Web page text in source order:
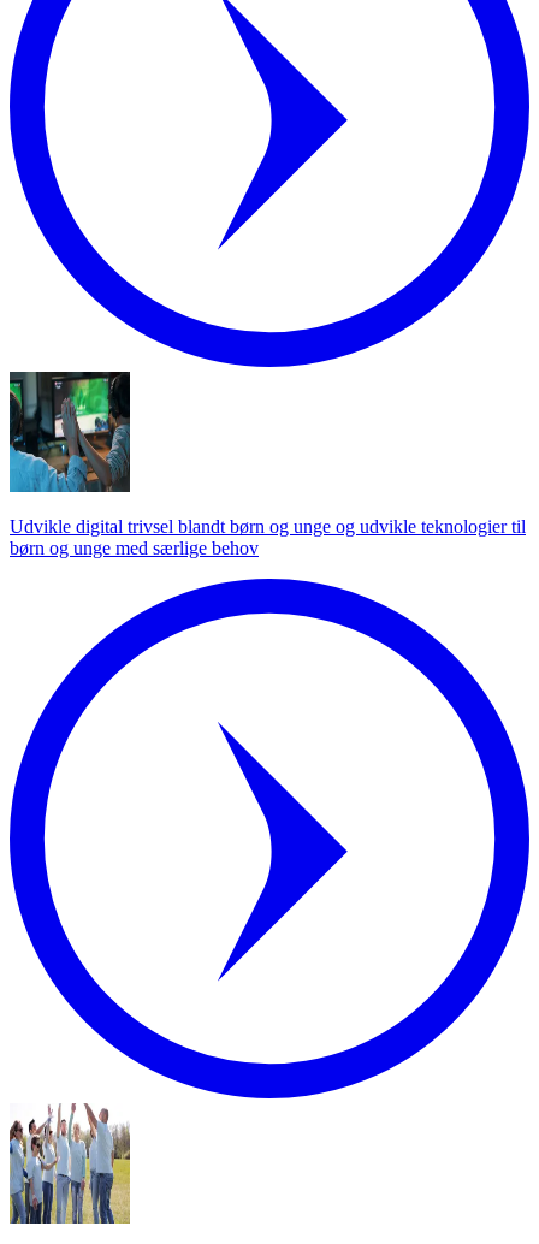
Udvikle digital trivsel blandt børn og unge og udvikle teknologier til
børn og unge med særlige behov